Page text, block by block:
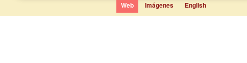
Web Imágenes English